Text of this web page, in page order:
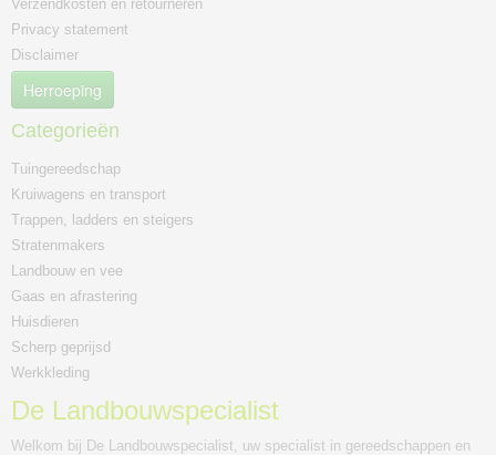
Verzendkosten en retourneren
Privacy statement
Disclaimer
Herroeping
Categorieën
Tuingereedschap
Kruiwagens en transport
Trappen, ladders en steigers
Stratenmakers
Landbouw en vee
Gaas en afrastering
Huisdieren
Scherp geprijsd
Werkkleding
De Landbouwspecialist
Welkom bij De Landbouwspecialist, uw specialist in gereedschappen en